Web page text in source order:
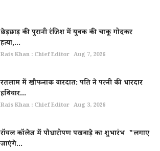
छेड़छाड़ की पुरानी रंजिश में युवक की चाकू गोदकर
हत्या,...
Rais Khan : Chief Editor Aug 7, 2026
रतलाम में खौफनाक वारदात: पति ने पत्नी की धारदार
हथियार...
Rais Khan : Chief Editor Aug 3, 2026
रॉयल कॉलेज में पौधारोपण पखवाड़े का शुभारंभ "लगाए
जाएंगे...